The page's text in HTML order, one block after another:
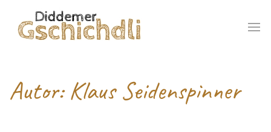
Autor:Klaus Seidenspinner